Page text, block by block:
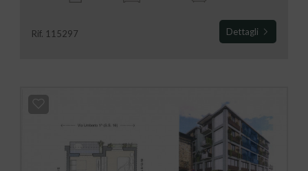
Rif. 115297 Dettagli